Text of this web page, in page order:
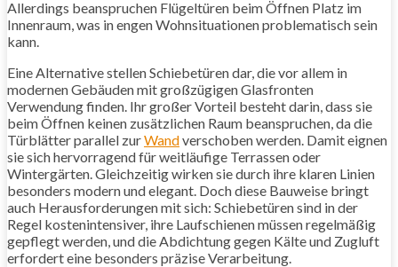
Allerdings beanspruchen Flügeltüren beim Öffnen Platz im
Innenraum, was in engen Wohnsituationen problematisch sein
kann.
Eine Alternative stellen Schiebetüren dar, die vor allem in
modernen Gebäuden mit großzügigen Glasfronten
Verwendung finden. Ihr großer Vorteil besteht darin, dass sie
beim Öffnen keinen zusätzlichen Raum beanspruchen, da die
Türblätter parallel zurWandverschoben werden. Damit eignen
sie sich hervorragend für weitläufige Terrassen oder
Wintergärten. Gleichzeitig wirken sie durch ihre klaren Linien
besonders modern und elegant. Doch diese Bauweise bringt
auch Herausforderungen mit sich: Schiebetüren sind in der
Regel kostenintensiver, ihre Laufschienen müssen regelmäßig
gepflegt werden, und die Abdichtung gegen Kälte und Zugluft
erfordert eine besonders präzise Verarbeitung.